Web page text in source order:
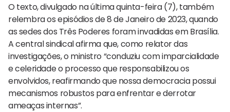
O texto, divulgado na última quinta-feira (7), também
relembra os episódios de 8 de Janeiro de 2023, quando
as sedes dos Três Poderes foram invadidas em Brasília.
A central sindical afirma que, como relator das
investigações, o ministro “conduziu com imparcialidade
e celeridade o processo que responsabilizou os
envolvidos, reafirmando que nossa democracia possui
mecanismos robustos para enfrentar e derrotar
ameaças internas”.